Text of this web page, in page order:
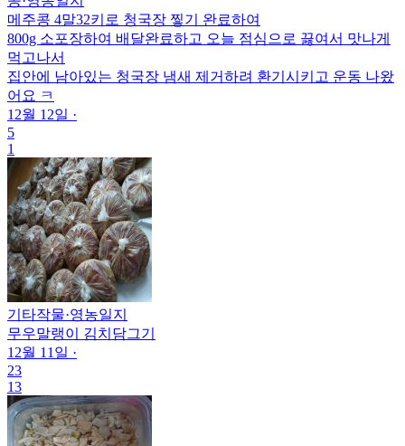
메주콩 4말32키로 청국장 찧기 완료하여
800g 소포장하여 배달완료하고 오늘 점심으로 끓여서 맛나게
먹고나서
집안에 남아있는 청국장 냄새 제거하려 환기시키고 운동 나왔
어요 ㅋ
12월 12일 ·
5
1
기타작물·영농일지
무우말랭이 김치담그기
12월 11일 ·
23
13